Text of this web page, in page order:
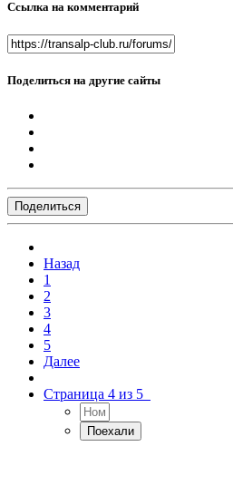
Ссылка на комментарий
Поделиться на другие сайты
Поделиться
Назад
1
2
3
4
5
Далее
Страница 4 из 5